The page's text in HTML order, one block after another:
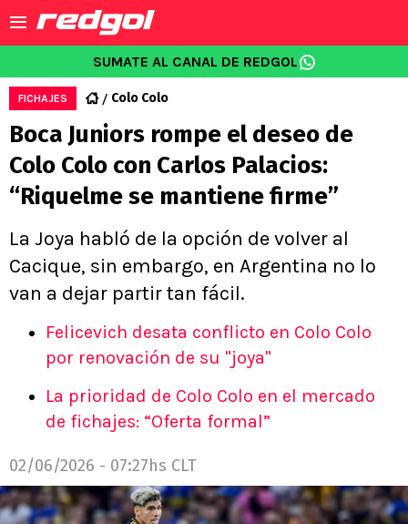
SUMATE AL CANAL DE REDGOL
FICHAJES Colo Colo
Boca Juniors rompe el deseo de
Colo Colo con Carlos Palacios:
“Riquelme se mantiene firme”
La Joya habló de la opción de volver al
Cacique, sin embargo, en Argentina no lo
van a dejar partir tan fácil.
Felicevich desata conflicto en Colo Colo
por renovación de su "joya"
La prioridad de Colo Colo en el mercado
de fichajes: “Oferta formal”
02/06/2026 - 07:27hs CLT